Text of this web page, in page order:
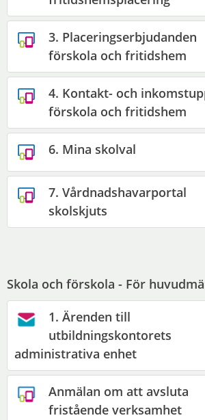
3. Placeringserbjudanden
förskola och fritidshem
4. Kontakt- och
förskola och fritidshem
6. Mina skolval
7. Vårdnadshavarportal
skolskjuts
Skola och förskola - För
1. Ärenden till
utbildningskontorets
administrativa enhet
Anmälan om att avsluta
fristående verksamhet